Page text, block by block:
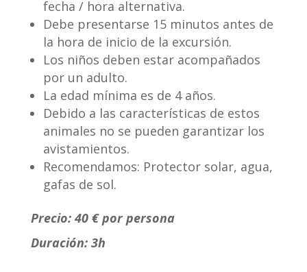
fecha / hora alternativa.
Debe presentarse 15 minutos antes de
la hora de inicio de la excursión.
Los niños deben estar acompañados
por un adulto.
La edad mínima es de 4 años.
Debido a las características de estos
animales no se pueden garantizar los
avistamientos.
Recomendamos: Protector solar, agua,
gafas de sol.
Precio: 40 € por persona
Duración: 3h